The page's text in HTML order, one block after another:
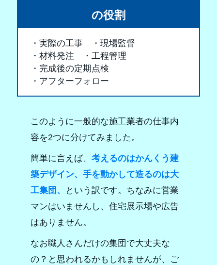
の役割
実際の工事
現場監督
材料発注
工程管理
完成後の定期点検
アフターフォロー
このように一般的な施工業者の仕事内
容を2つに分けてみました。
簡単に言えば、考えるのはかんくう建
築デザイン、手を動かして造るのは大
工集団、
という訳です。ちなみに営業
マンはいませんし、住宅展示場や広告
はありません。
なお職人さんだけの集団で大丈夫な
の？と思われるかもしれませんが、ご